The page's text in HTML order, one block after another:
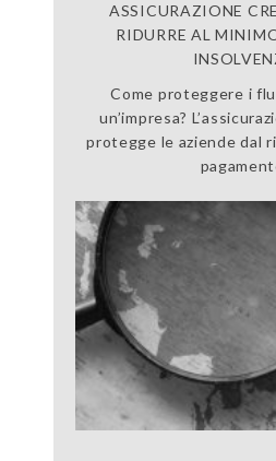
ASSICURAZIONE
RIDURRE AL
Come proteggere i
un’impresa?
protegge le aziende dal